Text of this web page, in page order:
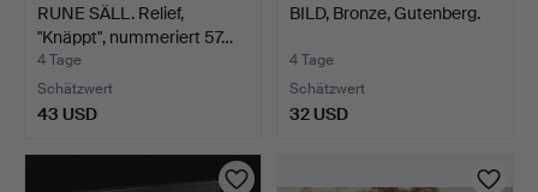
RUNE SÄLL. Relief,
"Knäppt", nummeriert 57…
4 Tage
Schätzwert
43 USD
BILD, Bronze, Gutenberg.
4 Tage
Schätzwert
32 USD